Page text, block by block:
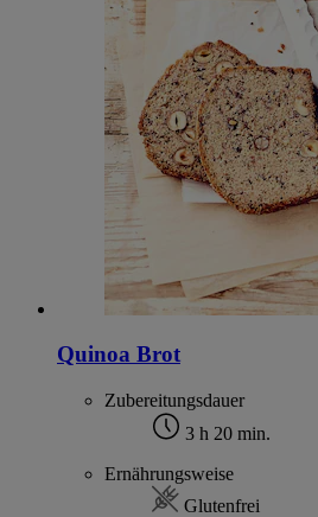
Quinoa Brot
Zubereitungsdauer
3 h 20 min.
Ernährungsweise
Glutenfrei